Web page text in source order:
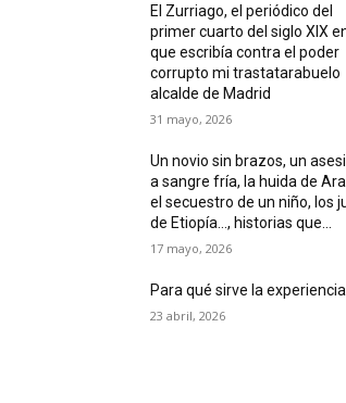
El Zurriago, el periódico del
primer cuarto del siglo XIX
que escribía contra el poder
corrupto mi trastatarabuelo
alcalde de Madrid
31 mayo, 2026
Un novio sin brazos, un
a sangre fría, la huida de
el secuestro de un niño, los
de Etiopía…, historias que...
17 mayo, 2026
Para qué sirve la experiencia
23 abril, 2026